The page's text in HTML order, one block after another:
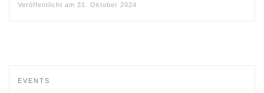
Veröffentlicht am 31. Oktober 2024
EVENTS